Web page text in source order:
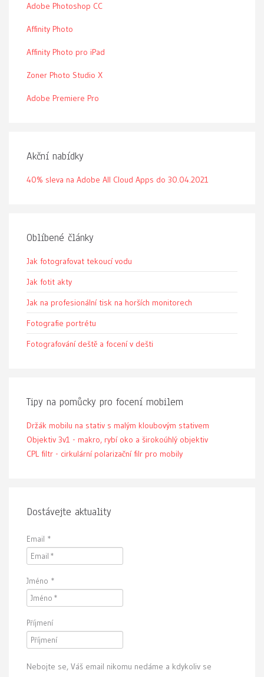
Adobe Photoshop CC
Affinity Photo
Affinity Photo pro iPad
Zoner Photo Studio X
Adobe Premiere Pro
Akční nabídky
40% sleva na Adobe All Cloud Apps do 30.04.2021
Oblíbené články
Jak fotografovat tekoucí vodu
Jak fotit akty
Jak na profesionální tisk na horších monitorech
Fotografie portrétu
Fotografování deště a focení v dešti
Tipy na pomůcky pro focení mobilem
Držák mobilu na stativ s malým kloubovým stativem
Objektiv 3v1 - makro, rybí oko a širokoúhlý objektiv
CPL filtr - cirkulární polarizační filr pro mobily
Dostávejte aktuality
Email *
Jméno *
Příjmení
Nebojte se, Váš email nikomu nedáme a kdykoliv se